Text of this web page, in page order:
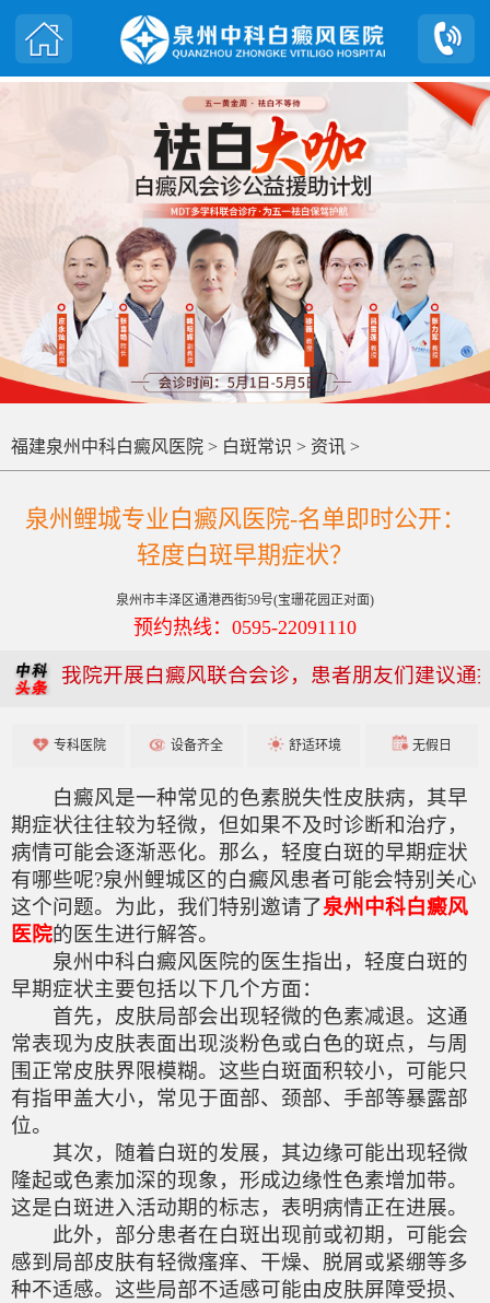
福建泉州中科白癜风医院 > 白斑常识 > 资讯 >
泉州鲤城专业白癜风医院-名单即时公开：
轻度白斑早期症状？
泉州市丰泽区通港西街59号(宝珊花园正对面)
预约热线：0595-22091110
我院开展白癜风联合会诊，患者朋友们建议通
专科医院 设备齐全 舒适环境 无假日
白癜风是一种常见的色素脱失性皮肤病，其早
期症状往往较为轻微，但如果不及时诊断和治疗，
病情可能会逐渐恶化。那么，轻度白斑的早期症状
有哪些呢?泉州鲤城区的白癜风患者可能会特别关心
这个问题。为此，我们特别邀请了泉州中科白癜风
医院的医生进行解答。
泉州中科白癜风医院的医生指出，轻度白斑的
早期症状主要包括以下几个方面：
首先，皮肤局部会出现轻微的色素减退。这通
常表现为皮肤表面出现淡粉色或白色的斑点，与周
围正常皮肤界限模糊。这些白斑面积较小，可能只
有指甲盖大小，常见于面部、颈部、手部等暴露部
位。
其次，随着白斑的发展，其边缘可能出现轻微
隆起或色素加深的现象，形成边缘性色素增加带。
这是白斑进入活动期的标志，表明病情正在进展。
此外，部分患者在白斑出现前或初期，可能会
感到局部皮肤有轻微瘙痒、干燥、脱屑或紧绷等多
种不适感。这些局部不适感可能由皮肤屏障受损、